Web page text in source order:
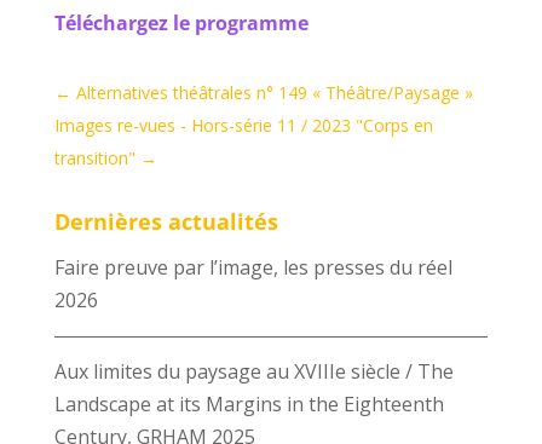
Téléchargez le programme
← Alternatives théâtrales n° 149 « Théâtre/Paysage »
Images re-vues - Hors-série 11 / 2023 "Corps en
transition" →
Dernières actualités
Faire preuve par l’image, les presses du réel
2026
Aux limites du paysage au XVIIIe siècle / The
Landscape at its Margins in the Eighteenth
Century, GRHAM 2025